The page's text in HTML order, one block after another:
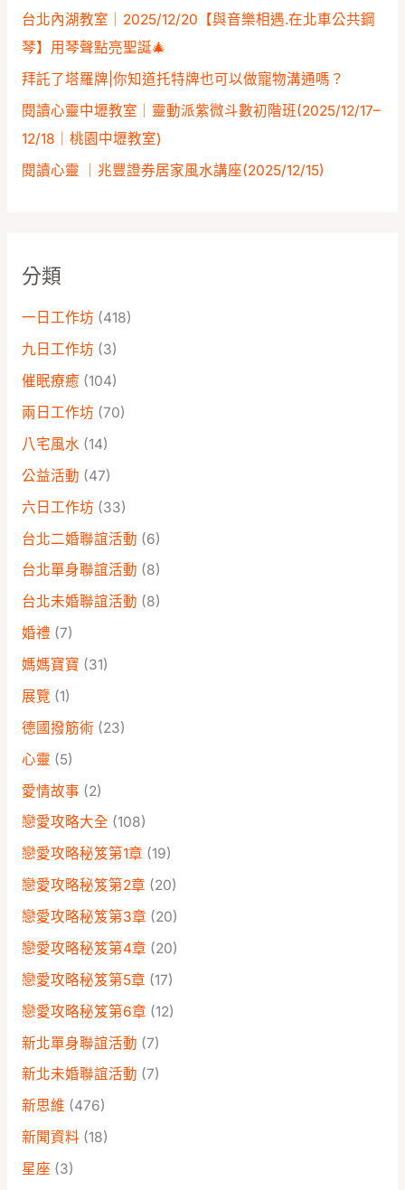
台北內湖教室｜2025/12/20【與音樂相遇.在北車公共鋼
琴】用琴聲點亮聖誕🎄
拜託了塔羅牌|你知道托特牌也可以做寵物溝通嗎？
閱讀心靈中壢教室｜靈動派紫微斗數初階班(2025/12/17–
12/18｜桃園中壢教室)
閱讀心靈 ｜兆豐證券居家風水講座️(2025/12/15)
分類
一日工作坊 (418)
九日工作坊 (3)
催眠療癒 (104)
兩日工作坊 (70)
八宅風水 (14)
公益活動 (47)
六日工作坊 (33)
台北二婚聯誼活動 (6)
台北單身聯誼活動 (8)
台北未婚聯誼活動 (8)
婚禮 (7)
媽媽寶寶 (31)
展覽 (1)
德國撥筋術 (23)
心靈 (5)
愛情故事 (2)
戀愛攻略大全 (108)
戀愛攻略秘笈第1章 (19)
戀愛攻略秘笈第2章 (20)
戀愛攻略秘笈第3章 (20)
戀愛攻略秘笈第4章 (20)
戀愛攻略秘笈第5章 (17)
戀愛攻略秘笈第6章 (12)
新北單身聯誼活動 (7)
新北未婚聯誼活動 (7)
新思維 (476)
新聞資料 (18)
星座 (3)